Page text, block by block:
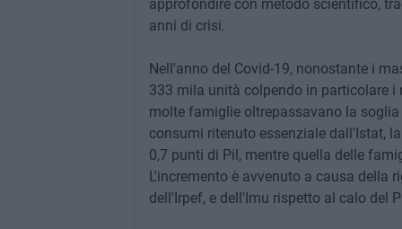
approfondire con metodo scientifico,
anni di crisi.
Nell'anno del Covid-19, nonostante i
333 mila unità colpendo in particolare
molte famiglie oltrepassavano la
consumi ritenuto essenziale dall'Istat,
0,7 punti di Pil, mentre quella delle
L'incremento è avvenuto a causa della
dell'Irpef, e dell'Imu rispetto al calo del